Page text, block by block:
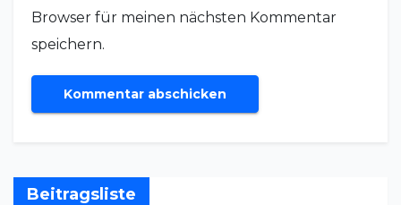
Browser für meinen nächsten Kommentar
speichern.
Beitragsliste